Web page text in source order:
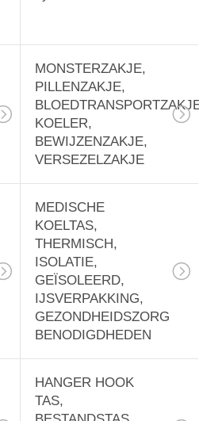
MONSTERZAKJE,
PILLENZAKJE,
KOELER,
BEWIJZENZAKJE,
VERSEZELZAKJE
MEDISCHE
KOELTAS,
THERMISCH,
ISOLATIE,
GEÏSOLEERD,
IJSVERPAKKING,
GEZONDHEIDSZORG
BENODIGDHEDEN
HANGER HOOK
TAS,